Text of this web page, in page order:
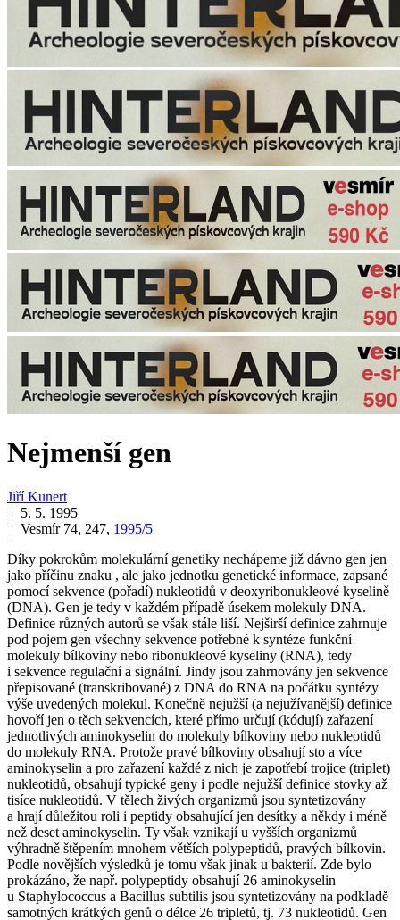
Nejmenší gen
Jiří Kunert
| 5. 5. 1995
| Vesmír 74, 247, 1995/5
Díky pokrokům molekulární genetiky nechápeme již dávno gen jen
jako příčinu znaku , ale jako jednotku genetické informace, zapsané
pomocí sekvence (pořadí) nukleotidů v deoxyribonukleové kyselině
(DNA). Gen je tedy v každém případě úsekem molekuly DNA.
Definice různých autorů se však stále liší. Nejširší definice zahrnuje
pod pojem gen všechny sekvence potřebné k syntéze funkční
molekuly bílkoviny nebo ribonukleové kyseliny (RNA), tedy
i sekvence regulační a signální. Jindy jsou zahrnovány jen sekvence
přepisované (transkribované) z DNA do RNA na počátku syntézy
výše uvedených molekul. Konečně nejužší (a nejužívanější) definice
hovoří jen o těch sekvencích, které přímo určují (kódují) zařazení
jednotlivých aminokyselin do molekuly bílkoviny nebo nukleotidů
do molekuly RNA. Protože pravé bílkoviny obsahují sto a více
aminokyselin a pro zařazení každé z nich je zapotřebí trojice (triplet)
nukleotidů, obsahují typické geny i podle nejužší definice stovky až
tisíce nukleotidů. V tělech živých organizmů jsou syntetizovány
a hrají důležitou roli i peptidy obsahující jen desítky a někdy i méně
než deset aminokyselin. Ty však vznikají u vyšších organizmů
výhradně štěpením mnohem větších polypeptidů, pravých bílkovin.
Podle novějších výsledků je tomu však jinak u bakterií. Zde bylo
prokázáno, že např. polypeptidy obsahují 26 aminokyselin
u Staphylococcus a Bacillus subtilis jsou syntetizovány na podkladě
samotných krátkých genů o délce 26 tripletů, tj. 73 nukleotidů. Gen